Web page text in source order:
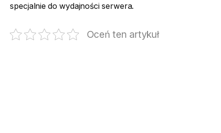
specjalnie do wydajności serwera.
Oceń ten artykuł